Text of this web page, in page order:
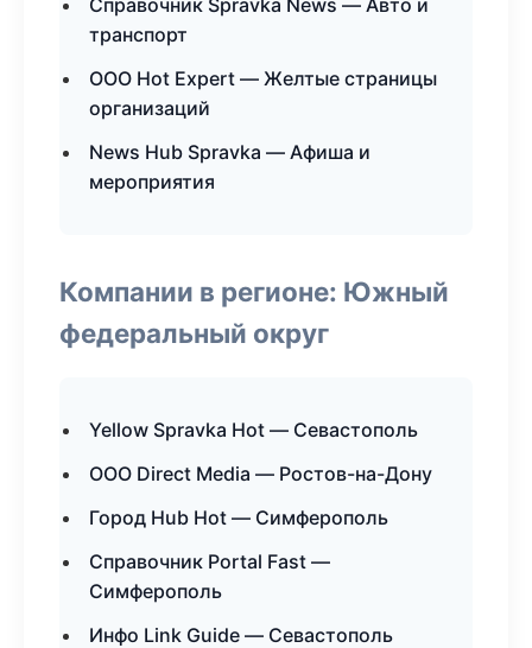
Справочник Spravka News — Авто и
транспорт
ООО Hot Expert — Желтые страницы
организаций
News Hub Spravka — Афиша и
мероприятия
Компании в регионе: Южный
федеральный округ
Yellow Spravka Hot — Севастополь
ООО Direct Media — Ростов-на-Дону
Город Hub Hot — Симферополь
Справочник Portal Fast —
Симферополь
Инфо Link Guide — Севастополь